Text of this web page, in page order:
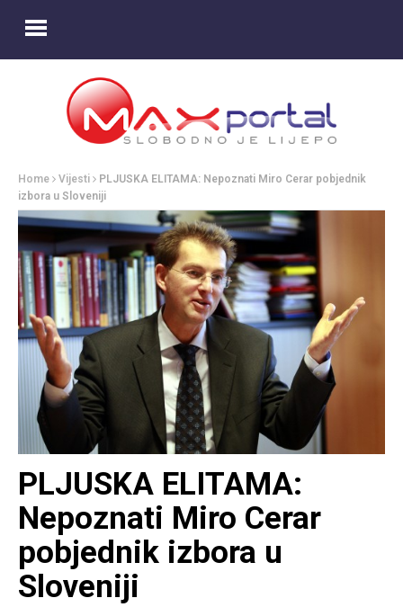
Home Vijesti
PLJUSKA ELITAMA: Nepoznati Miro Cerar pobjednik
izbora u Sloveniji
PLJUSKA ELITAMA:
Nepoznati Miro Cerar
pobjednik izbora u
Sloveniji